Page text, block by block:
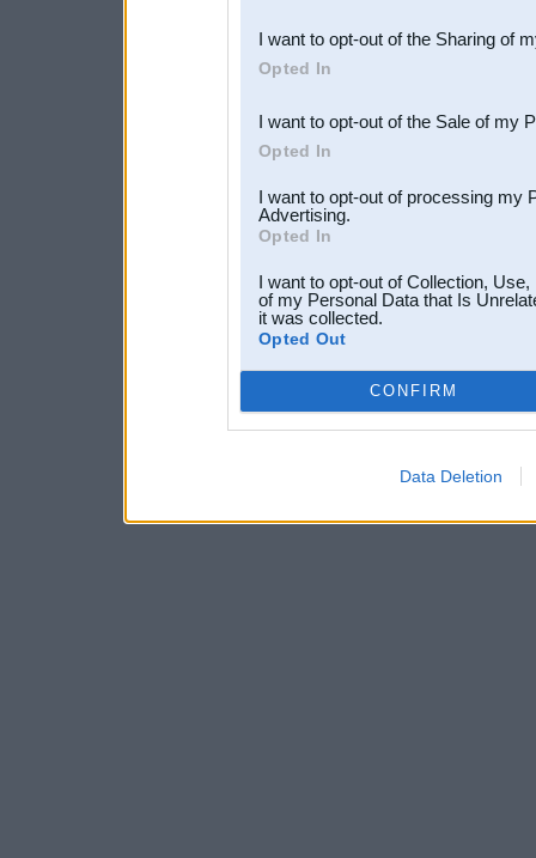
Downstream Participants
third parties.
I want to opt-out of the Sharing of
Opted In
I want to opt-out of the Sale of my
Opted In
I want to opt-out of processing my
Advertising.
Opted In
I want to opt-out of Collection,
of my Personal Data that Is
it was collected.
Opted Out
CONFIRM
Data Deletion